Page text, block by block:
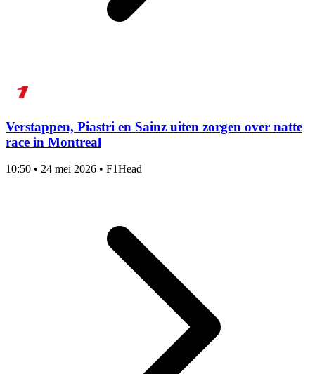
Verstappen, Piastri en Sainz uiten zorgen over natte
race in Montreal
10:50 • 24 mei 2026 • F1Head